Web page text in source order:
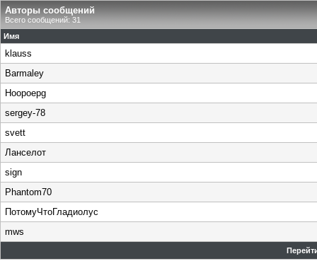
Авторы сообщений
Всего сообщений: 31
Имя
klauss
Barmaley
Hoopoepg
sergey-78
svett
Ланселот
sign
Phantom70
ПотомуЧтоГладиолус
mws